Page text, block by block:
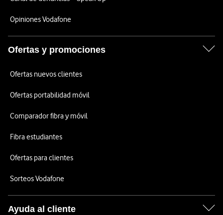
Opiniones Vodafone
Ofertas y promociones
Ofertas nuevos clientes
Ofertas portabilidad móvil
Comparador fibra y móvil
Fibra estudiantes
Ofertas para clientes
Sorteos Vodafone
Ayuda al cliente